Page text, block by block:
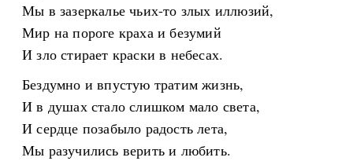
Мы в зазеркалье чьих-то злых иллюзий,
Мир на пороге краха и безумий
И зло стирает краски в небесах.
Бездумно и впустую тратим жизнь,
И в душах стало слишком мало света,
И сердце позабыло радость лета,
Мы разучились верить и любить.